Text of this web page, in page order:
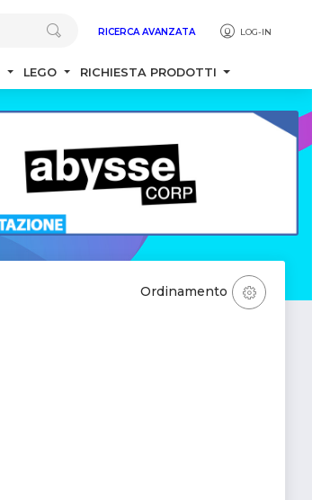
RICERCA AVANZATA LOG-IN
LEGO RICHIESTA PRODOTTI
Ordinamento